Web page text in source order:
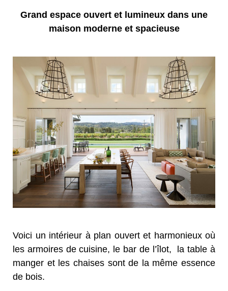
Grand espace ouvert et lumineux dans une
maison moderne et spacieuse
Voici un intérieur à plan ouvert et harmonieux où
les armoires de cuisine, le bar de l’îlot, la table à
manger et les chaises sont de la même essence
de bois.